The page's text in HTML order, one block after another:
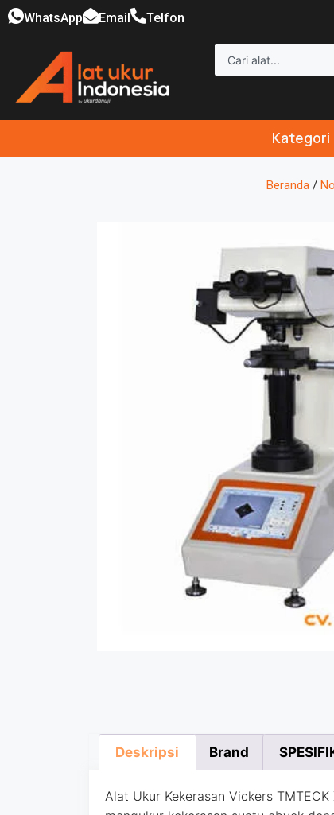
WhatsApp Email Telfon
Kategori
Beranda /
Deskripsi Brand
Alat Ukur Kekerasan Vickers